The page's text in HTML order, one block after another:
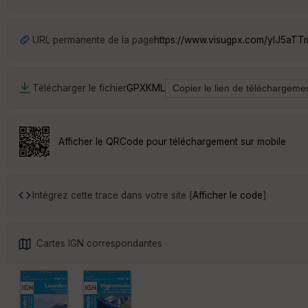
URL permanente de la pagehttps://www.visugpx.com/
Télécharger le fichierGPXKML
Afficher le QRCode pour téléchargement sur mobile
Intégrez cette trace dans votre site [Afficher le code]
Cartes IGN correspondantes